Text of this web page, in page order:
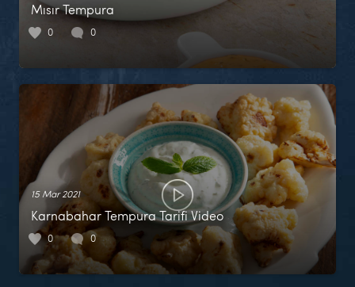
Mısır Tempura
0 0
15 Mar 2021
Karnabahar Tempura Tarifi Video
0 0